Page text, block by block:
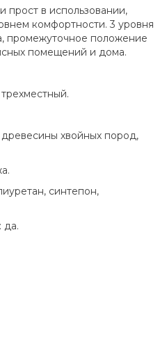
в использовании,
комфортности. 3 уровня
промежуточное положение
помещений и дома.
хвойных пород,
синтепон,
да.